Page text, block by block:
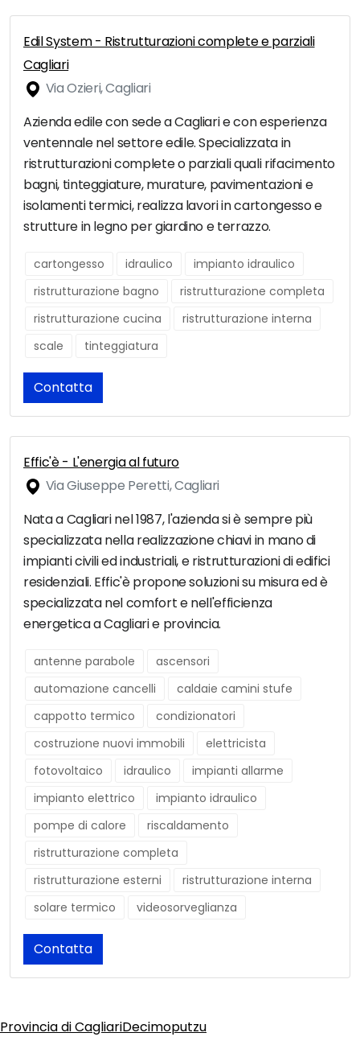
Edil System - Ristrutturazioni complete e parziali
Cagliari
Via Ozieri, Cagliari
Azienda edile con sede a Cagliari e con esperienza
ventennale nel settore edile. Specializzata in
ristrutturazioni complete o parziali quali rifacimento
bagni, tinteggiature, murature, pavimentazioni e
isolamenti termici, realizza lavori in cartongesso e
strutture in legno per giardino e terrazzo.
cartongesso idraulico
impianto idraulico
ristrutturazione bagno
ristrutturazione completa
ristrutturazione cucina
ristrutturazione interna
scale
tinteggiatura
Contatta
Effic'è - L'energia al futuro
Via Giuseppe Peretti, Cagliari
Nata a Cagliari nel 1987, l'azienda si è sempre più
specializzata nella realizzazione chiavi in mano di
impianti civili ed industriali, e ristrutturazioni di edifici
residenziali. Effic'è propone soluzioni su misura ed è
specializzata nel comfort e nell'efficienza
energetica a Cagliari e provincia.
antenne parabole
ascensori
automazione cancelli
caldaie camini stufe
cappotto termico
condizionatori
costruzione nuovi immobili
elettricista
fotovoltaico
idraulico
impianti allarme
impianto elettrico
impianto idraulico
pompe di calore
riscaldamento
ristrutturazione completa
ristrutturazione esterni
ristrutturazione interna
solare termico
videosorveglianza
Contatta
Provincia di CagliariDecimoputzu